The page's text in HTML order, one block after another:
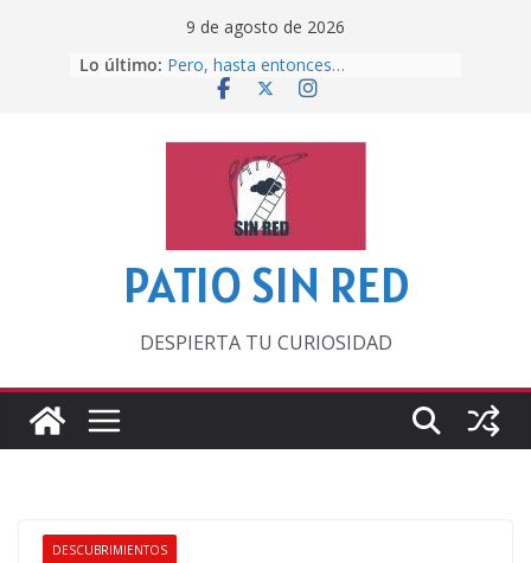
9 de agosto de 2026
Lo último: Pero, hasta entonces…
Por los viejos tiempos
lecturas veraniegas
Otra del Mundial
Lunática
PATIO SIN RED
DESPIERTA TU CURIOSIDAD
DESCUBRIMIENTOS